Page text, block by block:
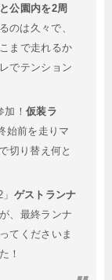
公園内を2周
のは久々で、
まで走れるか
でテンション
！ 仮装ラ
始前を走りマ
切り替え何と
ゲストランナ
、最終ランナ
てくださいま
！